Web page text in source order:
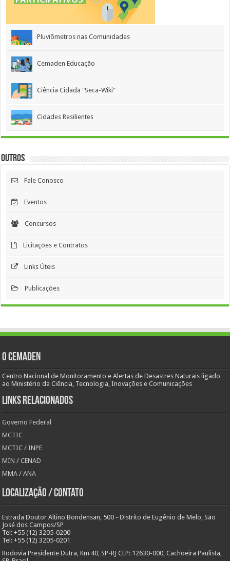
Pluviômetros nas Comunidades
Cemaden Educação
Ciência Cidadã "Seca-Wiki"
Cidades Resilientes
Outros
Fale Conosco
Eventos
Concursos
Licitações e Contratos
Links Úteis
Publicações
O Cemaden
Centro Nacional de Monitoramento e Alertas de Desastres Naturais ligado
ao Ministério da Ciência, Tecnologia, Inovações e Comunicações
Links Relacionados
Governo Federal
MCTIC
MCTIC / INPE
MIN / CENAD
MMA / ANA
Localização / Contato
Estrada Doutor Altino Bondensan, 500 - Distrito de Eugênio de Melo, São
José dos Campos/SP
Tel: +55 (12) 3205-0200
Tel: +55 (12) 3205-0201
Rodovia Presidente Dutra, Km 40, SP-RJ CEP: 12630-000, Cachoeira Paulista,